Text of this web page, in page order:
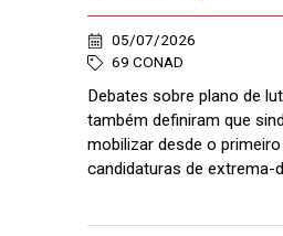
05/07/2026
69 CONAD
Debates sobre plano de
também definiram que
mobilizar desde o
candidaturas de extrema-